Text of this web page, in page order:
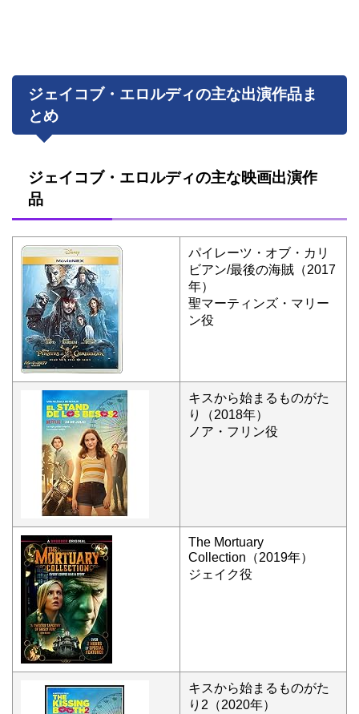
ジェイコブ・エロルディの主な出演作品ま
とめ
ジェイコブ・エロルディの主な映画出演作
品
パイレーツ・オブ・カリ
ビアン/最後の海賊（2017
年）
聖マーティンズ・マリー
ン役
キスから始まるものがた
り（2018年）
ノア・フリン役
The Mortuary
Collection（2019年）
ジェイク役
キスから始まるものがた
り2（2020年）